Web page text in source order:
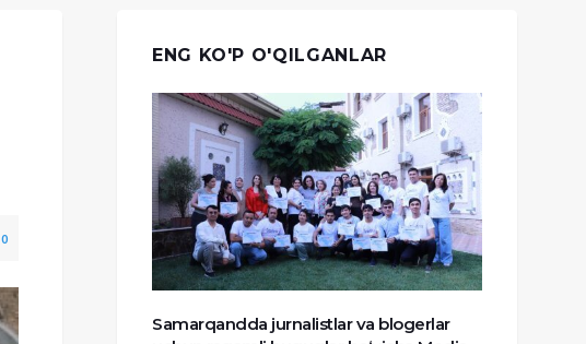
0
ENG KO'P O'QILGANLAR
Samarqandda jurnalistlar va blogerlar